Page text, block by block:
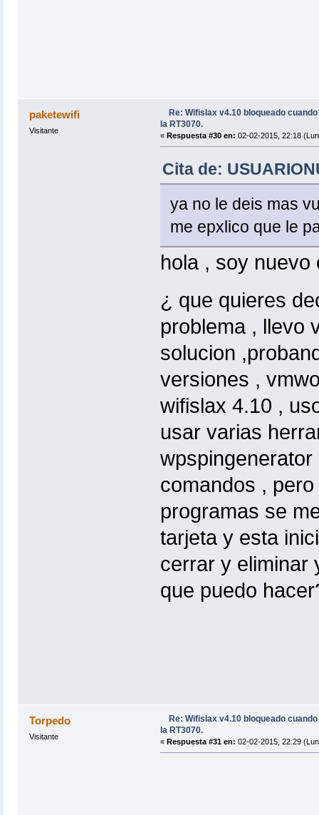
paketewifi
Visitante
Re: Wifislax v4.10 bloqueado
la RT3070.
« Respuesta #30 en: 02-02-2015, 22:18
Cita de:
ya no le deis mas
me epxlico que le
hola , soy nuevo
¿ que quieres
problema , llevo
solucion
versiones ,
wifislax 4.10 ,
usar varias
comandos ,
programas se
tarjeta y esta
cerrar y eliminar
que puedo
Torpedo
Visitante
Re: Wifislax v4.10 bloqueado
la RT3070.
« Respuesta #31 en: 02-02-2015, 22:29